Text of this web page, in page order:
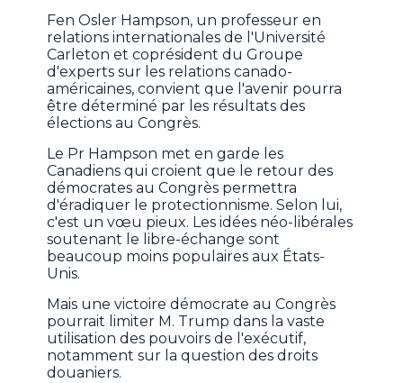
Fen Osler Hampson, un professeur en
relations internationales de l'Université
Carleton et coprésident du Groupe
d'experts sur les relations canado-
américaines, convient que l'avenir pourra
être déterminé par les résultats des
élections au Congrès.
Le Pr Hampson met en garde les
Canadiens qui croient que le retour des
démocrates au Congrès permettra
d'éradiquer le protectionnisme. Selon lui,
c'est un vœu pieux. Les idées néo-libérales
soutenant le libre-échange sont
beaucoup moins populaires aux États-
Unis.
Mais une victoire démocrate au Congrès
pourrait limiter M. Trump dans la vaste
utilisation des pouvoirs de l'exécutif,
notamment sur la question des droits
douaniers.